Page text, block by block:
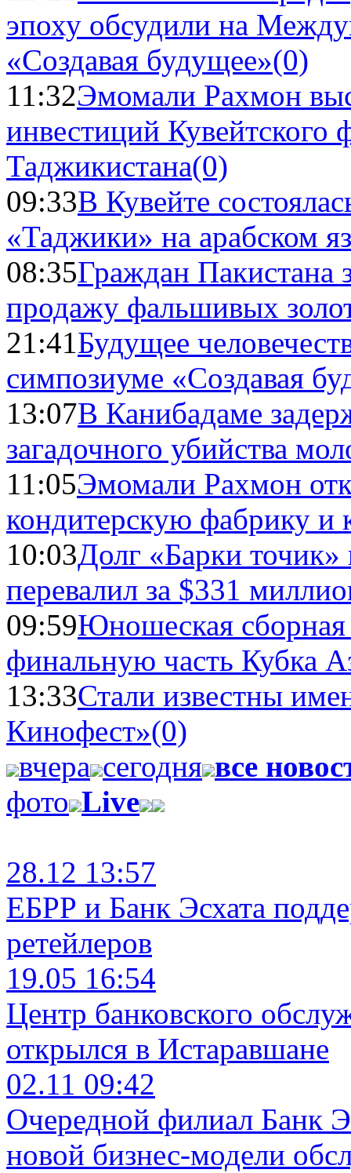
эпоху обсудили на
«Создавая будущее»(0)
11:32Эмомали Рахмон
инвестиций Кувейтского
Таджикистана(0)
09:33В Кувейте
«Таджики» на арабском
08:35Граждан Пакистана
продажу фальшивых
21:41Будущее
симпозиуме «Создавая
13:07В Канибадаме
загадочного убийства
11:05Эмомали Рахмон
кондитерскую фабрику и
10:03Долг «Барки
перевалил за $331
09:59Юношеская
финальную часть Кубка
13:33Стали известны
Кинофест»(0)
вчера сегодня все
фото Live
28.12 13:57
ЕБРР и Банк Эсхата
ретейлеров
19.05 16:54
Центр банковского
открылся в Истаравшане
02.11 09:42
Очередной филиал Банк
новой бизнес-модели